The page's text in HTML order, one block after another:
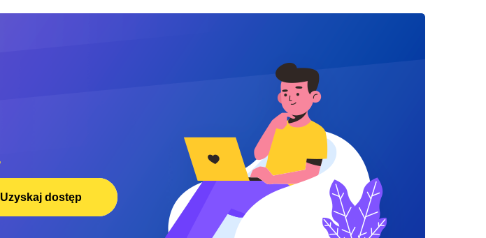
Uzyskaj dostęp